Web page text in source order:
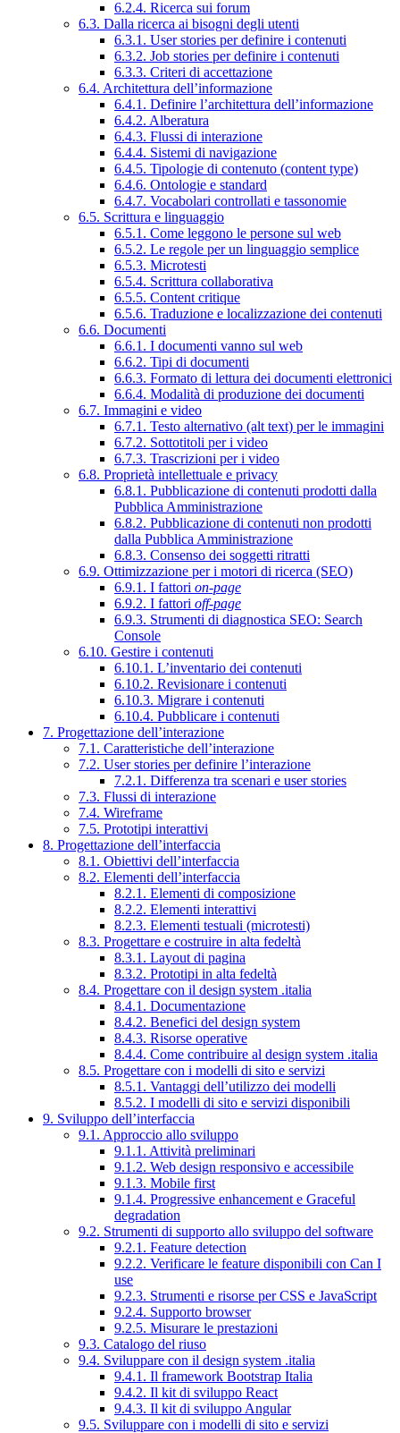
6.2.4. Ricerca sui forum
6.3. Dalla ricerca ai bisogni degli utenti
6.3.1. User stories per definire i contenuti
6.3.2. Job stories per definire i contenuti
6.3.3. Criteri di accettazione
6.4. Architettura dell’informazione
6.4.1. Definire l’architettura dell’informazione
6.4.2. Alberatura
6.4.3. Flussi di interazione
6.4.4. Sistemi di navigazione
6.4.5. Tipologie di contenuto (content type)
6.4.6. Ontologie e standard
6.4.7. Vocabolari controllati e tassonomie
6.5. Scrittura e linguaggio
6.5.1. Come leggono le persone sul web
6.5.2. Le regole per un linguaggio semplice
6.5.3. Microtesti
6.5.4. Scrittura collaborativa
6.5.5. Content critique
6.5.6. Traduzione e localizzazione dei contenuti
6.6. Documenti
6.6.1. I documenti vanno sul web
6.6.2. Tipi di documenti
6.6.3. Formato di lettura dei documenti elettronici
6.6.4. Modalità di produzione dei documenti
6.7. Immagini e video
6.7.1. Testo alternativo (alt text) per le immagini
6.7.2. Sottotitoli per i video
6.7.3. Trascrizioni per i video
6.8. Proprietà intellettuale e privacy
6.8.1. Pubblicazione di contenuti prodotti dalla
Pubblica Amministrazione
6.8.2. Pubblicazione di contenuti non prodotti
dalla Pubblica Amministrazione
6.8.3. Consenso dei soggetti ritratti
6.9. Ottimizzazione per i motori di ricerca (SEO)
6.9.1. I fattori on-page
6.9.2. I fattori off-page
6.9.3. Strumenti di diagnostica SEO: Search
Console
6.10. Gestire i contenuti
6.10.1. L’inventario dei contenuti
6.10.2. Revisionare i contenuti
6.10.3. Migrare i contenuti
6.10.4. Pubblicare i contenuti
7. Progettazione dell’interazione
7.1. Caratteristiche dell’interazione
7.2. User stories per definire l’interazione
7.2.1. Differenza tra scenari e user stories
7.3. Flussi di interazione
7.4. Wireframe
7.5. Prototipi interattivi
8. Progettazione dell’interfaccia
8.1. Obiettivi dell’interfaccia
8.2. Elementi dell’interfaccia
8.2.1. Elementi di composizione
8.2.2. Elementi interattivi
8.2.3. Elementi testuali (microtesti)
8.3. Progettare e costruire in alta fedeltà
8.3.1. Layout di pagina
8.3.2. Prototipi in alta fedeltà
8.4. Progettare con il design system .italia
8.4.1. Documentazione
8.4.2. Benefici del design system
8.4.3. Risorse operative
8.4.4. Come contribuire al design system .italia
8.5. Progettare con i modelli di sito e servizi
8.5.1. Vantaggi dell’utilizzo dei modelli
8.5.2. I modelli di sito e servizi disponibili
9. Sviluppo dell’interfaccia
9.1. Approccio allo sviluppo
9.1.1. Attività preliminari
9.1.2. Web design responsivo e accessibile
9.1.3. Mobile first
9.1.4. Progressive enhancement e Graceful
degradation
9.2. Strumenti di supporto allo sviluppo del software
9.2.1. Feature detection
9.2.2. Verificare le feature disponibili con Can I
use
9.2.3. Strumenti e risorse per CSS e JavaScript
9.2.4. Supporto browser
9.2.5. Misurare le prestazioni
9.3. Catalogo del riuso
9.4. Sviluppare con il design system .italia
9.4.1. Il framework Bootstrap Italia
9.4.2. Il kit di sviluppo React
9.4.3. Il kit di sviluppo Angular
9.5. Sviluppare con i modelli di sito e servizi